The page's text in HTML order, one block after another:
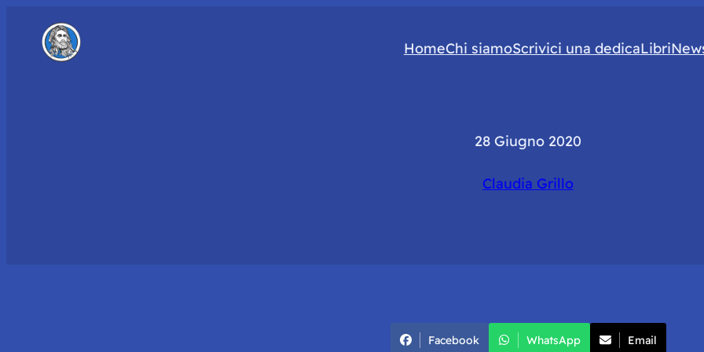
HomeChi siamoScrivici una dedicaLibri
28 Giugno 2020
Claudia Grillo
Facebook WhatsApp Email